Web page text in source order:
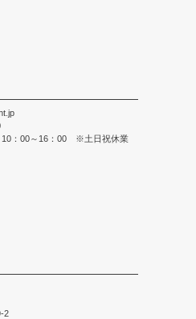
10：00～16：00 ※土日祝休業
2